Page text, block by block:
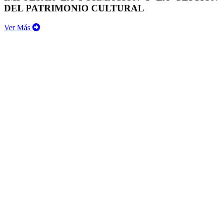
DEL PATRIMONIO CULTURAL
Ver Más